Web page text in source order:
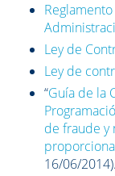
Ley de
Ley de
“Guía de la
de fraude y
16/06/2014).